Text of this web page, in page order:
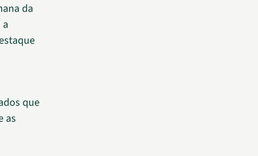
da
que
as